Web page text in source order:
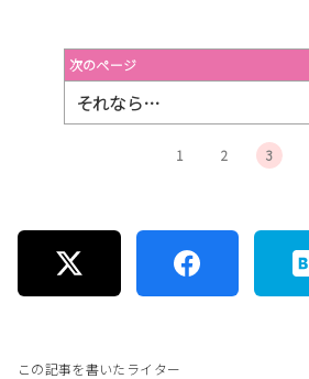
次のページ
それなら…
1 2 3
この記事を書いたライター